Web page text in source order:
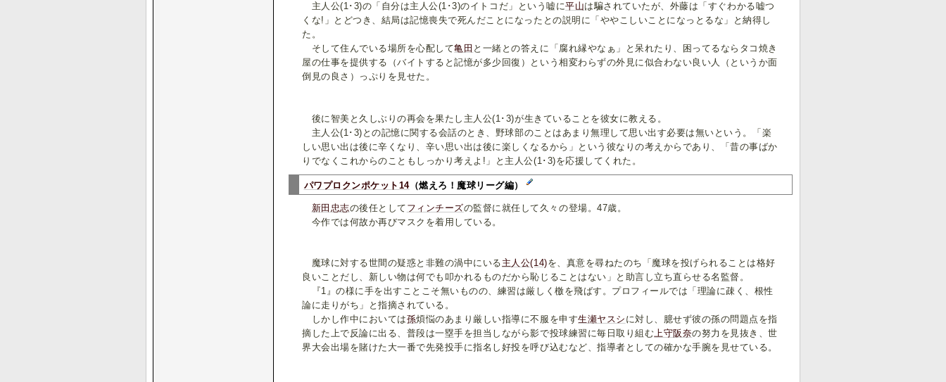
主人公(1･3)の「自分は主人公(1･3)のイトコだ」という嘘に平山は騙されていたが、外藤は「すぐわかる嘘つ
くな!」とどつき、結局は記憶喪失で死んだことになったとの説明に「ややこしいことになっとるな」と納得し
た。
そして住んでいる場所を心配して亀田 と一緒との答えに「腐れ縁やなぁ」と呆れたり、困ってるならタコ焼き
屋の仕事を提供する（バイトすると記憶が多少回復）という相変わらずの外見に似合わない良い人（というか面
倒見の良さ）っぷりを見せた。
後に智美と久しぶりの再会を果たし主人公(1･3)が生きていることを彼女に教える。
主人公(1･3)との記憶に関する会話のとき、野球部のことはあまり無理して思い出す必要は無いという。「楽
しい思い出は後に辛くなり、辛い思い出は後に楽しくなるから」という彼なりの考えからであり、「昔の事ばか
りでなくこれからのこともしっかり考えよ!」と主人公(1･3)を応援してくれた。
パワプロクンポケット14（燃えろ！魔球リーグ編）
新田忠志の後任として フィンチーズの監督に就任して久々の登場。47歳。
今作では何故か再びマスクを着用している。
魔球に対する世間の疑惑と非難の渦中にいる 主人公(14)を、真意を尋ねたのち「魔球を投げられることは格好
良いことだし、新しい物は何でも叩かれるものだから恥じることはない」と助言し立ち直らせる名監督。
『1』の様に手を出すことこそ無いものの、練習は厳しく檄を飛ばす。プロフィールでは「理論に疎く、根性
論に走りがち」と指摘されている。
しかし作中においては孫煩悩のあまり厳しい指導に不服を申す生瀬ヤスシ に対し、臆せず彼の孫の問題点を指
摘した上で反論に出る、普段は一塁手を担当しながら影で投球練習に毎日取り組む上守阪奈の努力を見抜き、世
界大会出場を賭けた大一番で先発投手に指名し好投を呼び込むなど、指導者としての確かな手腕を見せている。